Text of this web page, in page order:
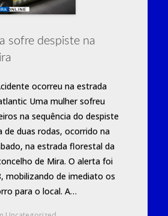
sofre despiste na
ocorreu na estrada
Uma mulher sofreu
na sequência do despiste
de duas rodas, ocorrido na
na estrada florestal da
de Mira. O alerta foi
mobilizando de imediato os
para o local. A…